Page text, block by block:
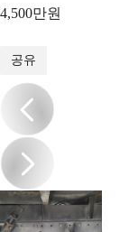
4,500만원
공유
/16